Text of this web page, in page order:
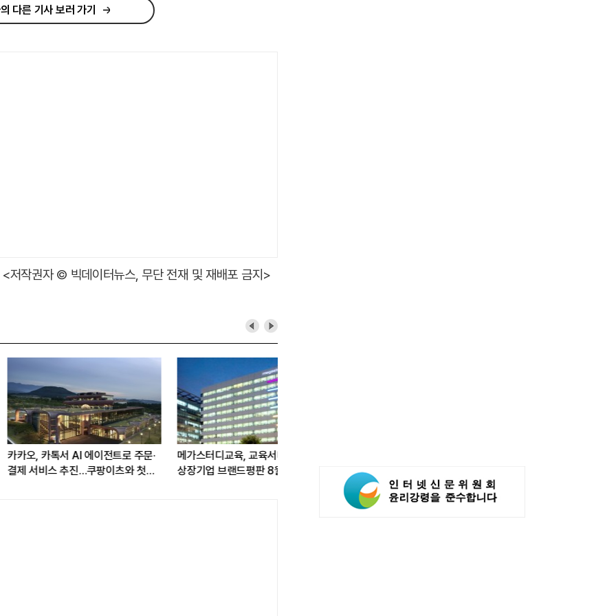
다른 기사 보러 가기
<저작권자 © 빅데이터뉴스, 무단 전재 및 재배포 금지>
서 AI 에이전트로 주문·
추진…쿠팡이츠와 첫
메가스터디교육, 교육서비스
상장기업 브랜드평판 8월 빅데이터
AI도 핵심 사업 '선택과 집중'